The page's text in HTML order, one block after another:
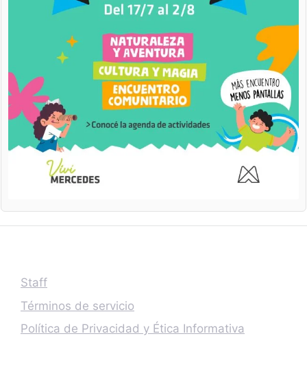
Staff
Términos de servicio
Política de Privacidad y Ética Informativa